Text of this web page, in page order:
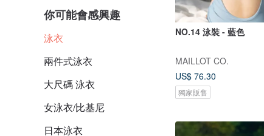
你可能會感興趣
泳衣
兩件式泳衣
大尺碼 泳衣
女泳衣/比基尼
日本泳衣
NO.14 泳裝 - 藍色
MAILLOT CO.
US$ 76.30
獨家販售